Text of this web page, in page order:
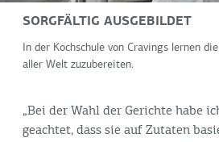
SORGFÄLTIG AUSGEBILDET
In der Kochschule von Cravings lernen
aller Welt zuzubereiten.
„Bei der Wahl der Gerichte habe
geachtet, dass sie auf Zutaten